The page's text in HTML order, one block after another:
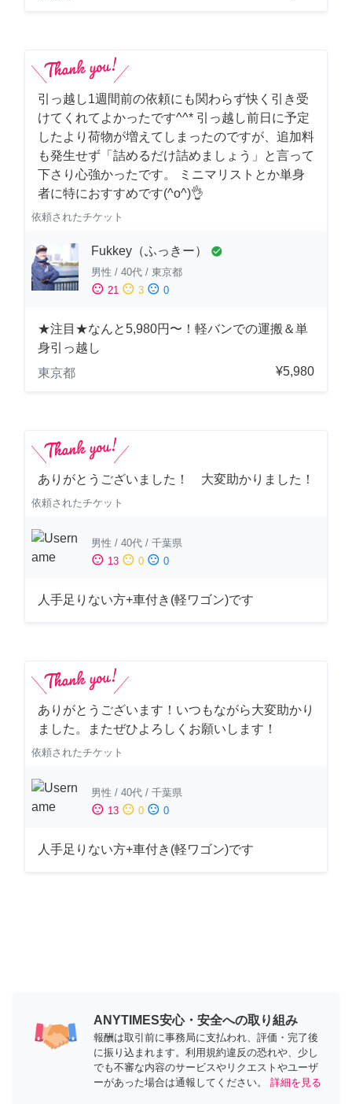
引っ越し1週間前の依頼にも関わらず快く引き受
けてくれてよかったです^^* 引っ越し前日に予定
したより荷物が増えてしまったのですが、追加料
も発生せず「詰めるだけ詰めましょう」と言って
下さり心強かったです。 ミニマリストとか単身
者に特におすすめです(^o^)👌
依頼されたチケット
Fukkey（ふっきー） check_circle
男性 / 40代 / 東京都
sentiment_satisfied 21 sentiment_neutral 3 sentiment_dissatisfied 0
★注目★なんと5,980円〜！軽バンでの運搬＆単
身引っ越し
東京都
¥5,980
ありがとうございました！ 大変助かりました！
依頼されたチケット
男性 / 40代 / 千葉県
sentiment_satisfied 13 sentiment_neutral 0 sentiment_dissatisfied 0
人手足りない方+車付き(軽ワゴン)です
ありがとうございます！いつもながら大変助かり
ました。またぜひよろしくお願いします！
依頼されたチケット
男性 / 40代 / 千葉県
sentiment_satisfied 13 sentiment_neutral 0 sentiment_dissatisfied 0
人手足りない方+車付き(軽ワゴン)です
ANYTIMES安心・安全への取り組み
報酬は取引前に事務局に支払われ、評価・完了後
に振り込まれます。利用規約違反の恐れや、少し
でも不審な内容のサービスやリクエストやユーザ
ーがあった場合は通報してください。
詳細を見る